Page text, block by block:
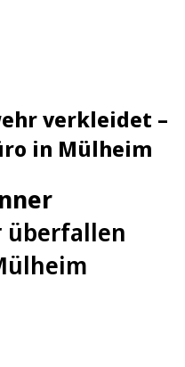
verkleidet –
in Mülheim
überfallen